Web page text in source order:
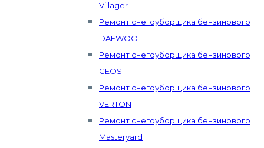
Villager
Ремонт снегоуборщика бензинового
DAEWOO
Ремонт снегоуборщика бензинового
GEOS
Ремонт снегоуборщика бензинового
VERTON
Ремонт снегоуборщика бензинового
Masteryard